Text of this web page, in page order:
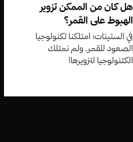
هل كان من الممكن تزوير
الهبوط على القمر؟
في الستينات؛ امتلكنا تكنولوجيا
الصعود للقمر، ولم نمتلك
الكتنولوجيا لتزويرها!